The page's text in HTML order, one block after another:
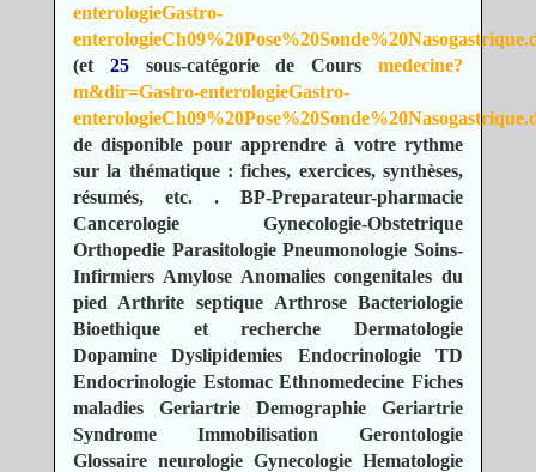
enterologieGastro-
(et 25sous-catégorie de Coursmedecine?
m&dir=Gastro-enterologieGastro-
de disponible pour apprendre à votre rythme
sur la thématique : fiches, exercices, synthèses,
résumés, etc..
BP-Preparateur-pharmacie
Cancerologie
Gynecologie-Obstetrique
Orthopedie Parasitologie Pneumonologie Soins-
Infirmiers Amylose Anomalies congenitales du
pied Arthrite septique Arthrose Bacteriologie
Bioethique et recherche
Dermatologie
Dopamine
Dyslipidemies Endocrinologie TD
Endocrinologie Estomac Ethnomedecine Fiches
maladies
Geriartrie Demographie
Geriartrie
Syndrome Immobilisation
Gerontologie
Glossaire neurologie Gynecologie Hematologie